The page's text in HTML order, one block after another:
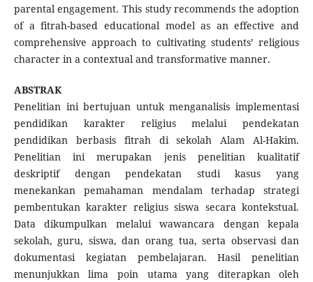
parental engagement. This study recommends the adoption
of a fitrah-based educational model as an effective and
comprehensive approach to cultivating students’ religious
character in a contextual and transformative manner.
ABSTRAK
Penelitian ini bertujuan untuk menganalisis implementasi
pendidikan karakter religius melalui pendekatan
pendidikan berbasis fitrah di sekolah Alam Al-Hakim.
Penelitian ini merupakan jenis penelitian kualitatif
deskriptif dengan pendekatan studi kasus yang
menekankan pemahaman mendalam terhadap strategi
pembentukan karakter religius siswa secara kontekstual.
Data dikumpulkan melalui wawancara dengan kepala
sekolah, guru, siswa, dan orang tua, serta observasi dan
dokumentasi kegiatan pembelajaran. Hasil penelitian
menunjukkan lima poin utama yang diterapkan oleh